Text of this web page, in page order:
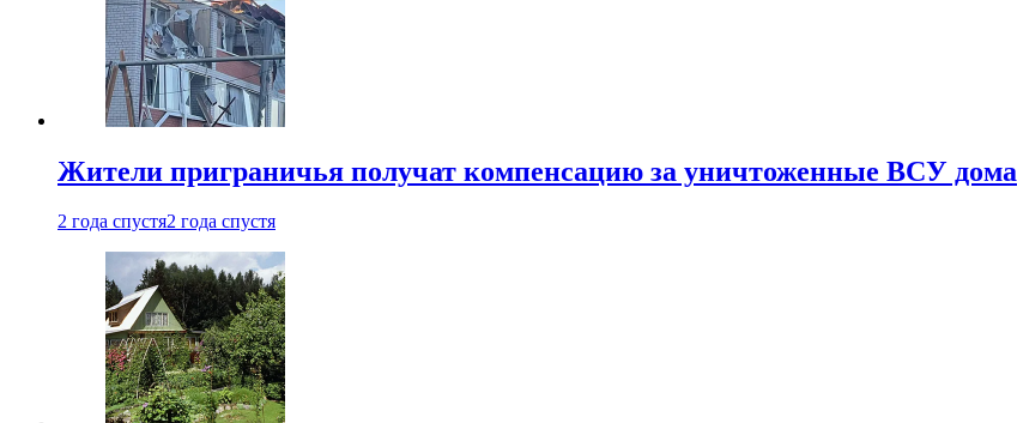
Жители приграничья получат компенсацию за уничтоженные ВСУ дома
2 года спустя2 года спустя